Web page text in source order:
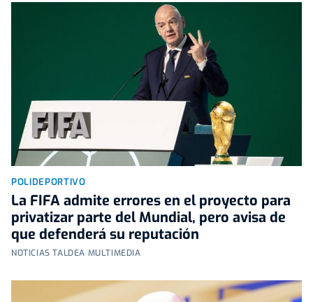
POLIDEPORTIVO
La FIFA admite errores en el proyecto para
privatizar parte del Mundial, pero avisa de
que defenderá su reputación
NOTICIAS TALDEA MULTIMEDIA